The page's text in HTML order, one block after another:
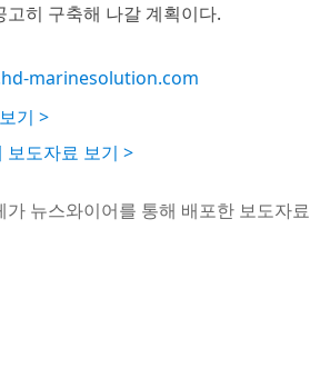
히 구축해 나갈 계획이다.
marinesolution.com
기 >
보도자료 보기 >
가 뉴스와이어를 통해 배포한 보도자